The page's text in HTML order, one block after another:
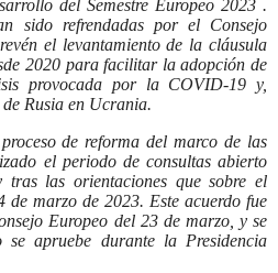
del Semestre Europeo 2023 .
sido refrendadas por el Consejo
el levantamiento de la cláusula
2020 para facilitar la adopción de
provocada por la COVID-19 y,
Rusia en Ucrania.
de reforma del marco de las
el periodo de consultas abierto
las orientaciones que sobre el
marzo de 2023. Este acuerdo fue
Europeo del 23 de marzo, y se
apruebe durante la Presidencia